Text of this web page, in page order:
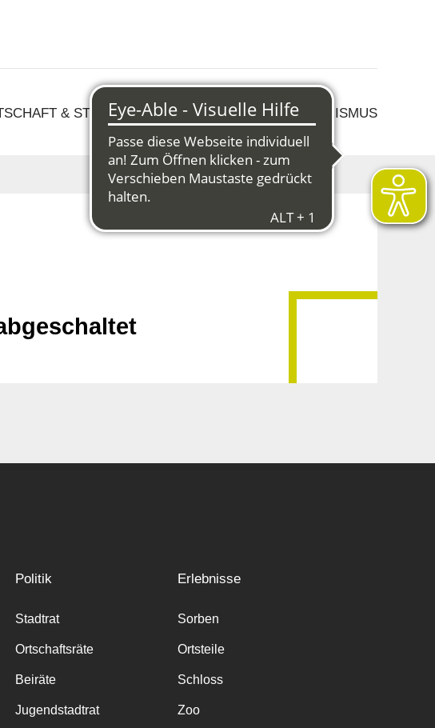
& STRUKTURWANDEL KULTUR & TOURISMUS
Politik
Stadtrat
Ortschaftsräte
Beiräte
Jugendstadtrat
Erlebnisse
Sorben
Ortsteile
Schloss
Zoo